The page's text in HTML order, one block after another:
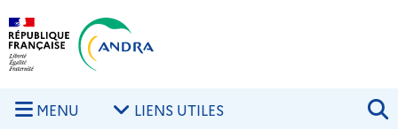
Aller au contenu principal
MENU LIENS UTILES